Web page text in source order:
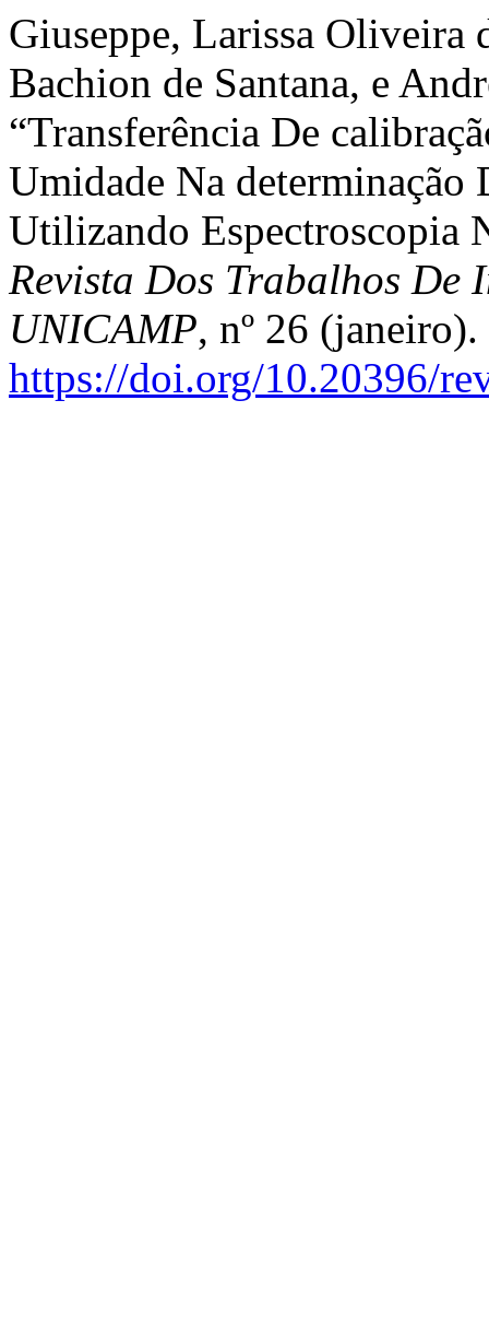
Giuseppe, Larissa Oliveira
Bachion de Santana, e
“Transferência De
Umidade Na
Utilizando Espectroscopia
Revista Dos Trabalhos
UNICAMP, nº 26 (janeiro).
https://doi.org/10.20396/